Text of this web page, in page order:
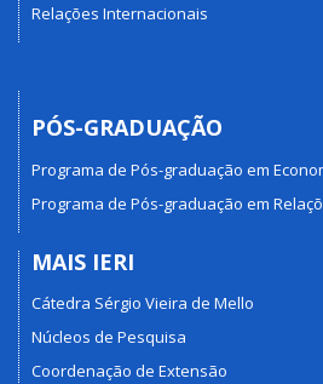
Relações Internacionais
PÓS-GRADUAÇÃO
Programa de Pós-graduação em
Programa de Pós-graduação em
MAIS IERI
Cátedra Sérgio Vieira de Mello
Núcleos de Pesquisa
Coordenação de Extensão